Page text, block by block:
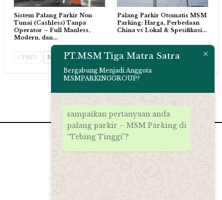
Sistem Palang Parkir Non
Tunai (Cashless) Tanpa
Operator – Full Manless,
Modern, dan…
Palang Parkir Otomatis MSM
Parking: Harga, Perbedaan
China vs Lokal & Spesifikasi…
PREV NEXTPT.MSM Tiga Matra Satra
Bergabung Menjadi Anggota
MSMPARKINGGROUP?
sampaikan pertanyaan anda
palang parkir – MSM Parking di
“Tebing Tinggi”?